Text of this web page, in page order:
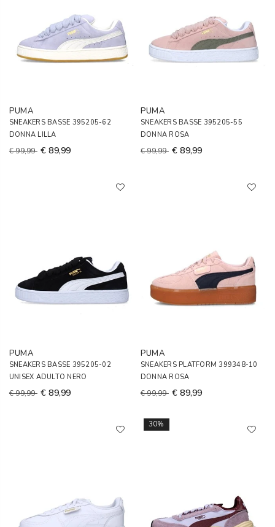
PUMA
SNEAKERS BASSE 395205-62
DONNA LILLA
€ 99,99 € 89,99
PUMA
SNEAKERS BASSE 395205-55
DONNA ROSA
€ 99,99 € 89,99
PUMA
SNEAKERS BASSE 395205-02
UNISEX ADULTO NERO
€ 99,99 € 89,99
PUMA
SNEAKERS PLATFORM 399348-10
DONNA ROSA
€ 99,99 € 89,99
30%